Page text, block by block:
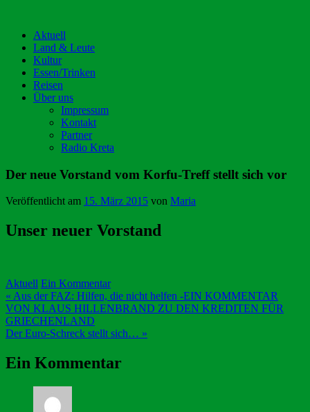
Aktuell
Land & Leute
Kultur
Essen/Trinken
Reisen
Über uns
Impressum
Kontakt
Partner
Radio Kreta
Der neue Vorstand vom Korfu-Treff stellt sich vor
Veröffentlicht am 15. März 2015 von Maria
Unser neuer Vorstand
Aktuell Ein Kommentar
Beitragsnavigation
« Aus der FAZ: Hilfen, die nicht helfen -EIN KOMMENTAR
VON KLAUS HILLENBRAND ZU DEN KREDITEN FÜR
GRIECHENLAND
Der Euro-Schreck stellt sich… »
Ein Kommentar